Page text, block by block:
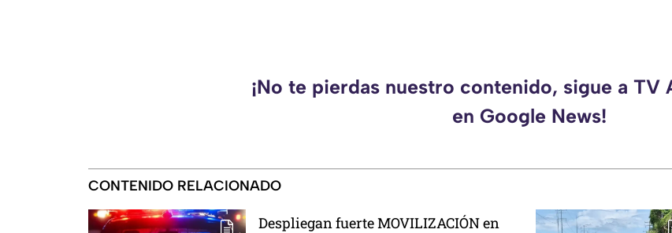
¡No te pierdas nuestro contenido, sigue a TV
en Google News!
CONTENIDO RELACIONADO
Despliegan fuerte MOVILIZACIÓN en